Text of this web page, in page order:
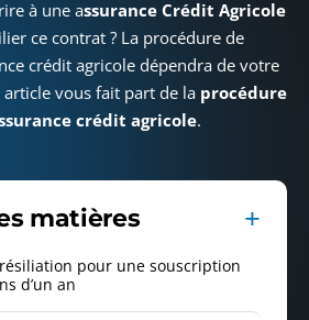
à une assurance Crédit Agricole
ce contrat ? La procédure de
crédit agricole dépendra de votre
vous fait part de la procédure
crédit agricole.
matières
pour une souscription
d’un an